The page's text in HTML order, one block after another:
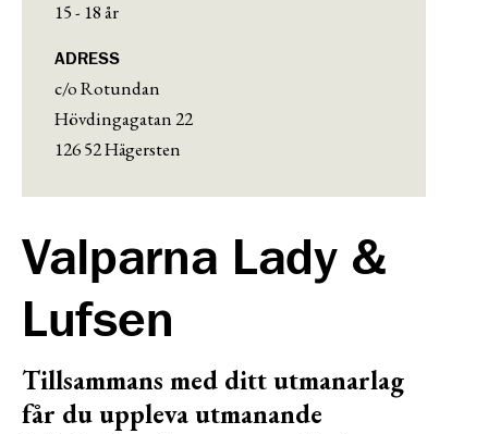
Valparna Lady &
Lufsen
Tillsammans med ditt utmanarlag
får du uppleva utmanande
15 - 18 år
ADRESS
c/o Rotundan
Hövdingagatan 22
126 52 Hägersten